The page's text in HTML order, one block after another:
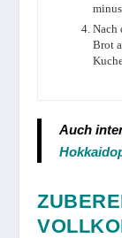
Nach
Brot
Auch